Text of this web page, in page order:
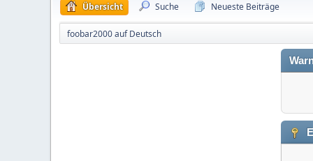
Übersicht Suche Neueste Beiträge
foobar2000 auf Deutsch